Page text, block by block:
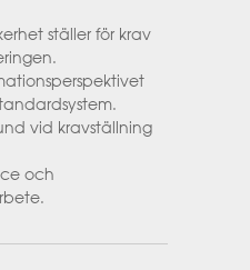
ställer för krav
vid kravställning
och